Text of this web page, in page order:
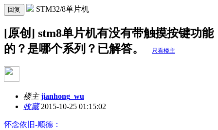
回复 STM32/8单片机
[原创] stm8单片机有没有带触摸按键功能
的？是哪个系列？已解答。
只看楼主
楼主 jianhong_wu
收藏2015-10-25 01:15:02
怀念依旧-顺德：